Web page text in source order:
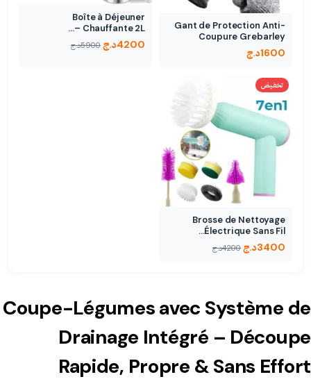
Gant de Protection Anti-
Coupure Grebarley
1600د.ج
Boîte à Déjeuner
Chauffante 2L –…
4200د.ج 5900د.ج
تخفيض
Brosse de Nettoyage
Électrique Sans Fil…
3400د.ج 4200د.ج
Coupe-Légumes avec Système de
Drainage Intégré – Découpe
Rapide, Propre & Sans Effort